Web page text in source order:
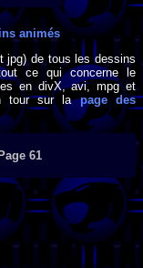
animés
jpg) de tous les dessins
ce qui concerne le
en divX, avi, mpg et
tour sur lapage des
61